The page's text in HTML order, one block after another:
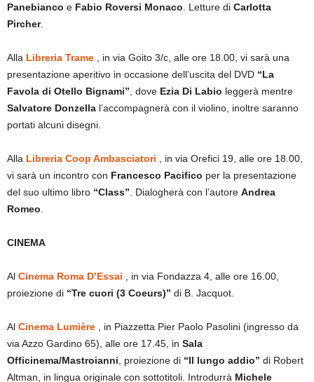
Panebianco e Fabio Roversi Monaco . Letture di Carlotta
Pircher.
Alla Libreria Trame
, in via Goito 3/c, alle ore 18.00, vi sarà una
presentazione aperitivo in occasione dell’uscita del DVD “La
Favola di Otello Bignami” , dove Ezia Di Labio leggerà mentre
Salvatore Donzella l’accompagnerà con il violino, inoltre saranno
portati alcuni disegni.
Alla Libreria Coop Ambasciatori
, in via Orefici 19, alle ore 18.00,
vi sarà un incontro con Francesco Pacifico per la presentazione
del suo ultimo libro “Class” . Dialogherà con l’autore Andrea
Romeo
CINEMA
Al Cinema Roma D’Essai
, in via Fondazza 4, alle ore 16.00,
proiezione di “Tre cuori (3 Coeurs)” di B. Jacquot.
Al Cinema Lumière
, in Piazzetta Pier Paolo Pasolini (ingresso da
via Azzo Gardino 65), alle ore 17.45, in Sala
Officinema/Mastroianni , proiezione di “Il lungo addio” di Robert
Altman, in lingua originale con sottotitoli. Introdurrà Michele